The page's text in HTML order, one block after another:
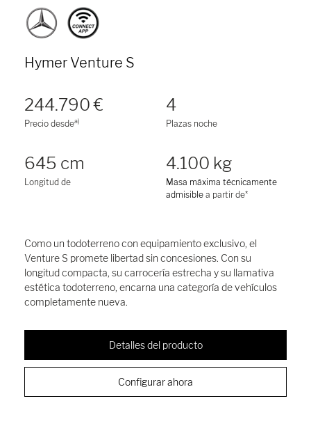
Hymer Venture S
244.790 €
Precio desdea)
4
Plazas noche
645 cm
Longitud de
4.100 kg
Masa máxima técnicamente
admisible a partir de*
Como un todoterreno con equipamiento exclusivo, el
Venture S promete libertad sin concesiones. Con su
longitud compacta, su carrocería estrecha y su llamativa
estética todoterreno, encarna una categoría de vehículos
completamente nueva.
Detalles del producto
Configurar ahora